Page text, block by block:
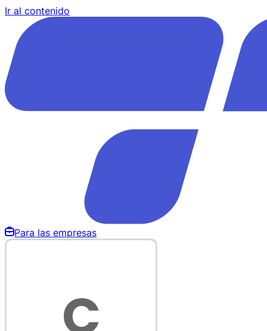
Ir al contenido
Para las empresas